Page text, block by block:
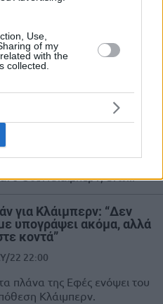
Use,
of my
with the
collected.
22 10:02
Ευρώπης δεν σκέφτονται να
Ειδικά με μεταγραφές
Κρατάει Ντάνστον,
του Κλάιμπερν, πάει
στην Εφές, εκεί όπου
ο Ουίλ Κλάιμπερν, ενώ...
για Κλάιμπερν: “Δεν
υπογράψει ακόμα, αλλά
κοντά”
22 22:00
πλάνα της Εφές ενόψει του
Κλάιμπερν.